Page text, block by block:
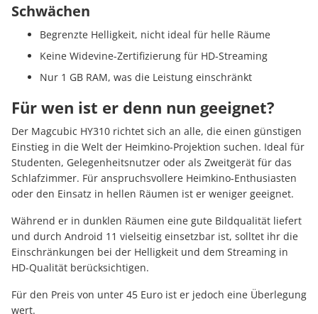
Schwächen
Begrenzte Helligkeit, nicht ideal für helle Räume
Keine Widevine-Zertifizierung für HD-Streaming
Nur 1 GB RAM, was die Leistung einschränkt
Für wen ist er denn nun geeignet?
Der Magcubic HY310 richtet sich an alle, die einen günstigen
Einstieg in die Welt der Heimkino-Projektion suchen. Ideal für
Studenten, Gelegenheitsnutzer oder als Zweitgerät für das
Schlafzimmer. Für anspruchsvollere Heimkino-Enthusiasten
oder den Einsatz in hellen Räumen ist er weniger geeignet.
Während er in dunklen Räumen eine gute Bildqualität liefert
und durch Android 11 vielseitig einsetzbar ist, solltet ihr die
Einschränkungen bei der Helligkeit und dem Streaming in
HD-Qualität berücksichtigen.
Für den Preis von unter 45 Euro ist er jedoch eine Überlegung
wert.